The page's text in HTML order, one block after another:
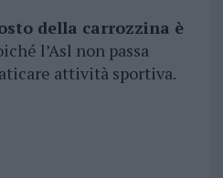
della carrozzina è
l’Asl non passa
attività sportiva.